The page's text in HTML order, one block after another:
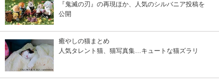
『鬼滅の刃』の再現ほか、人気のシルバニア投稿を
公開
癒やしの猫まとめ
人気タレント猫、猫写真集…キュートな猫ズラリ